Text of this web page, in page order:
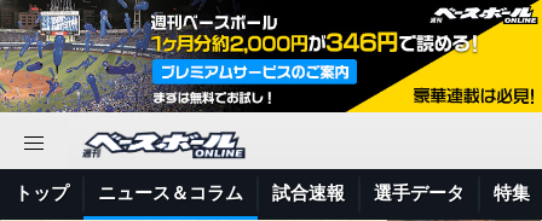
トップ ニュース＆コラム 試合速報 選手データ 特集